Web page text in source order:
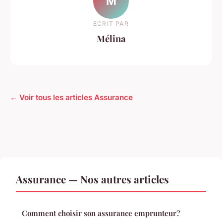
ECRIT PAR
Mélina
← Voir tous les articles Assurance
Assurance — Nos autres articles
Comment choisir son assurance emprunteur?